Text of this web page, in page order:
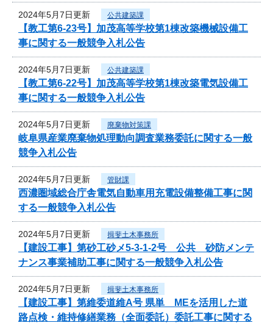
2024年5月7日更新 公共建築課
【教工第6-23号】加茂高等学校第1棟改築機械設備工
事に関する一般競争入札公告
2024年5月7日更新 公共建築課
【教工第6-22号】加茂高等学校第1棟改築電気設備工
事に関する一般競争入札公告
2024年5月7日更新 廃棄物対策課
岐阜県産業廃棄物処理動向調査業務委託に関する一般
競争入札公告
2024年5月7日更新 管財課
西濃圏域総合庁舎電気自動車用充電設備整備工事に関
する一般競争入札公告
2024年5月7日更新 揖斐土木事務所
【建設工事】第砂工砂メ5-3-1-2号 公共 砂防メンテ
ナンス事業補助工事に関する一般競争入札公告
2024年5月7日更新 揖斐土木事務所
【建設工事】第維委道維A号 県単 MEを活用した道
路点検・維持修繕業務（全面委託）委託工事に関する